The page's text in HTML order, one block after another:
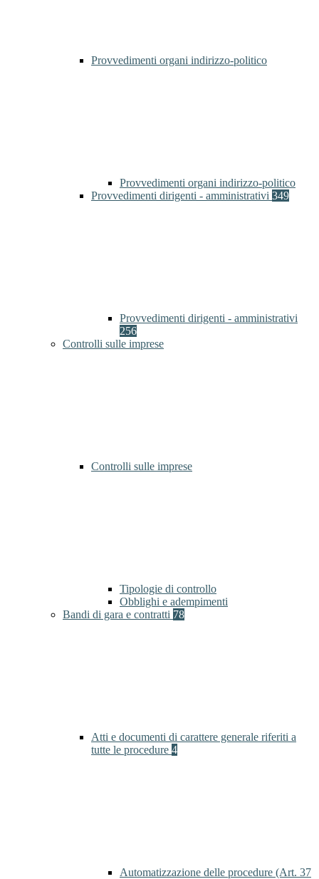
Provvedimenti organi indirizzo-politico
Provvedimenti organi indirizzo-politico
Provvedimenti dirigenti - amministrativi 349
Provvedimenti dirigenti - amministrativi
256
Controlli sulle imprese
Controlli sulle imprese
Tipologie di controllo
Obblighi e adempimenti
Bandi di gara e contratti 78
Atti e documenti di carattere generale riferiti a
tutte le procedure 4
Automatizzazione delle procedure (Art. 37